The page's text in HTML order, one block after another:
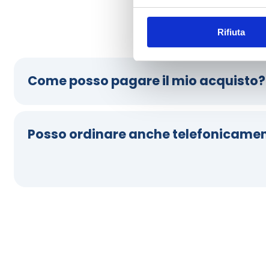
Rifiuta
Dubbi sul metodi
Come posso pagare il mio acquisto?
Posso ordinare anche